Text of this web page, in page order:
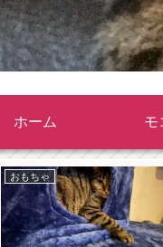
ホーム モ
おもちゃ